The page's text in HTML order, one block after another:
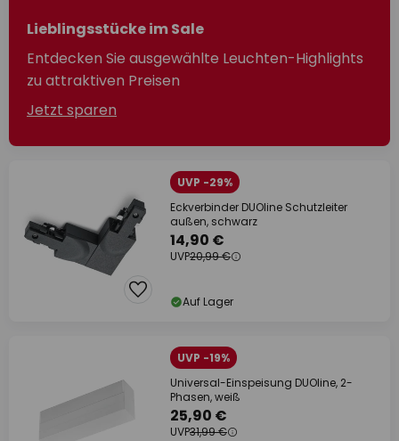
Lieblingsstücke im Sale
Entdecken Sie ausgewählte Leuchten-Highlights
zu attraktiven Preisen
Jetzt sparen
UVP -29%
Eckverbinder DUOline Schutzleiter
außen, schwarz
14,90 €
UVP20,99 €
Auf Lager
UVP -19%
Universal-Einspeisung DUOline, 2-
Phasen, weiß
25,90 €
UVP31,99 €